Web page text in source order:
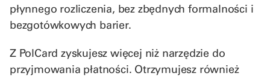
płynnego rozliczenia, bez zbędnych formalności i
bezgotówkowych barier.
Z PolCard zyskujesz więcej niż narzędzie do
przyjmowania płatności. Otrzymujesz również